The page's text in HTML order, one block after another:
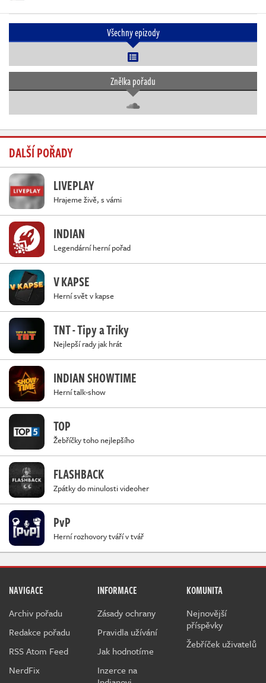
Všechny epizody
Znělka pořadu
DALŠÍ POŘADY
LIVEPLAY
Hrajeme živě, s vámi
INDIAN
Legendární herní pořad
V KAPSE
Herní svět v kapse
TNT - Tipy a Triky
Nejlepší rady jak hrát
INDIAN SHOWTIME
Herní talk-show
TOP
Žebříčky toho nejlepšího
FLASHBACK
Zpátky do minulosti videoher
PvP
Herní rozhovory tváří v tvář
NAVIGACE
Archiv pořadu
Redakce pořadu
RSS Atom Feed
NerdFix
INFORMACE
Zásady ochrany
Pravidla užívání
Jak hodnotíme
Inzerce na
KOMUNITA
Nejnovější
příspěvky
Žebříček uživatelů